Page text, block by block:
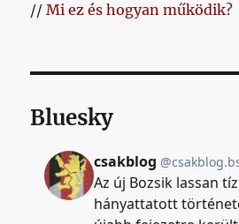
//Mi ez és hogyan működik?
Bluesky